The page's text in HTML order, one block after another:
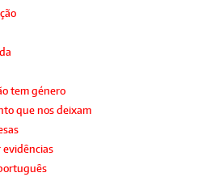
tem género
que nos deixam
evidências